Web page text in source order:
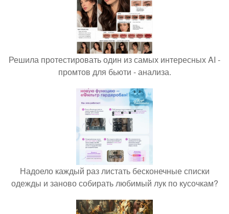
Решила протестировать один из самых интересных AI -
промтов для бьюти - анализа.
Надоело каждый раз листать бесконечные списки
одежды и заново собирать любимый лук по кусочкам?